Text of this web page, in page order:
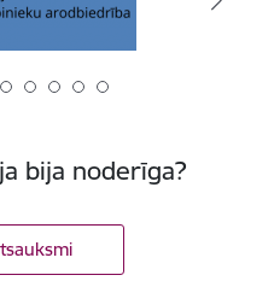
bija noderīga?